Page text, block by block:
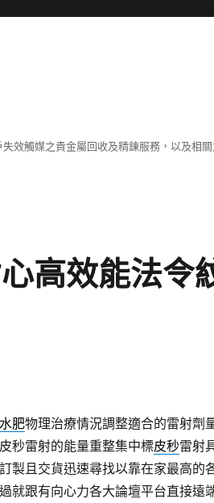
觸媒之貴金屬回收及精鍊服務，以及相
高效能法令
肥物理治療情況調整適合的雷射劑
秒雷射的能量重整集中標皮秒雷射
製且交貨迅速尋找以靠在家最高的
就跟有向心力各大論壇平台直接遠